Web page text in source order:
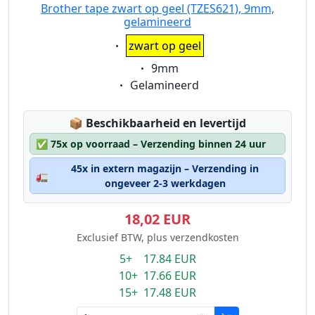
Brother tape zwart op geel (TZES621), 9mm,
gelamineerd
Eigenschaft:
zwart op geel
Eigenschaft:
9mm
Eigenschaft:
Gelamineerd
📦 Lagerstatus:
Beschikbaarheid en levertijd
✅ 75x op voorraad – Verzending binnen 24 uur
🚛
45x in extern magazijn – Verzending in
ongeveer 2-3 werkdagen
18,02 EUR
Exclusief BTW, plus verzendkosten
5+ 17.84 EUR
10+ 17.66 EUR
15+ 17.48 EUR